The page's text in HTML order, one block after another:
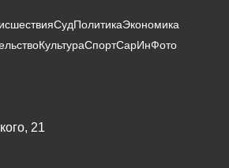
СудПолитикаЭкономика
КультураСпортСарИнФото
21